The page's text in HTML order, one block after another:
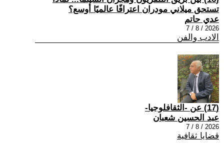
تستحق ميلاني مودران اعترافًا عالميًا أوسع؟
عدي حاتم
2026 / 8 / 7
الادب والفن
(17) عن -الثقافلوجيا-
عبد الحسين شعبان
2026 / 8 / 7
قضايا ثقافية